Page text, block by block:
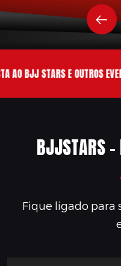
AO BJJ STARS E OUTROS
BJJSTARS -
Fique ligado para